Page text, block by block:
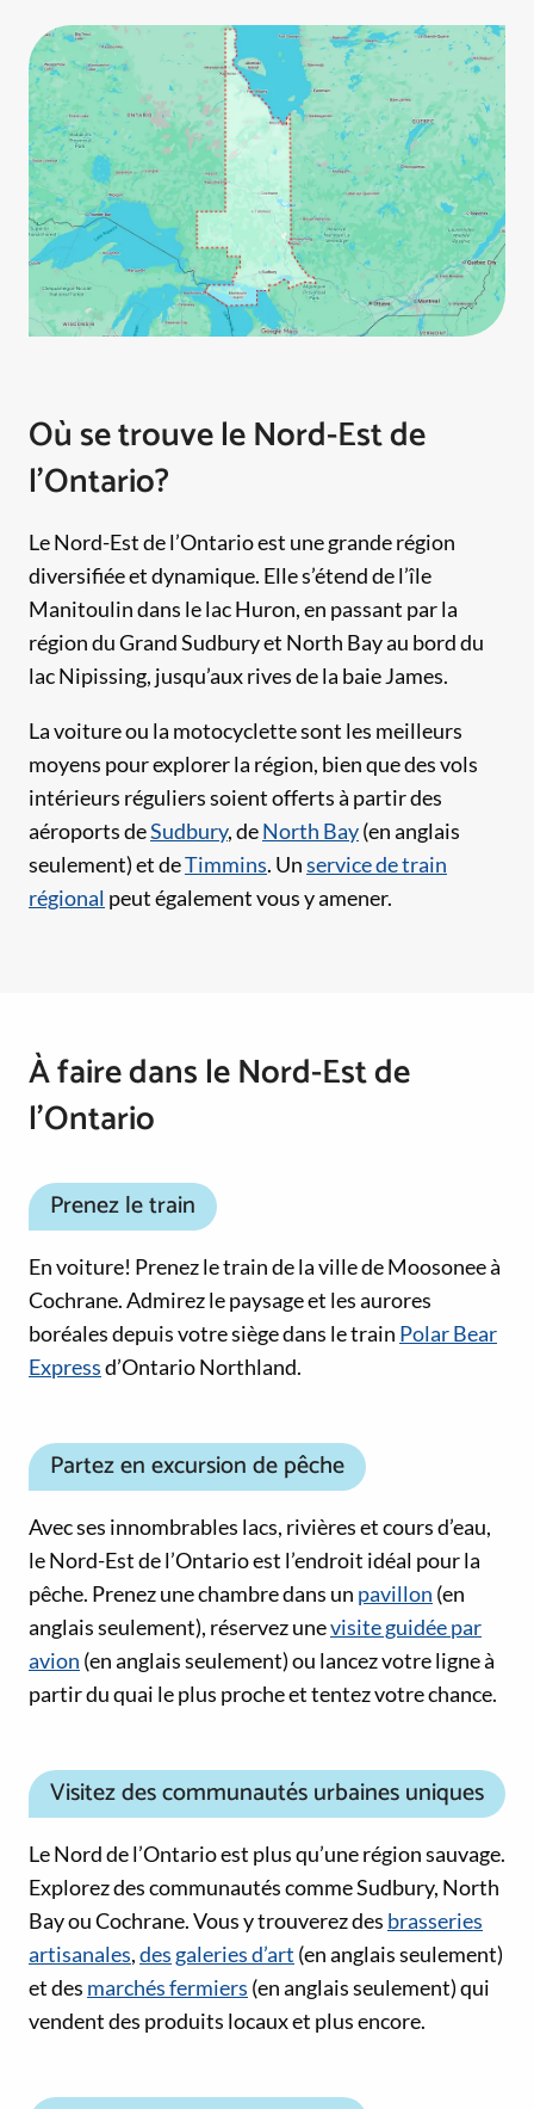
Où se trouve le Nord-Est de
l’Ontario?
Le Nord-Est de l’Ontario est une grande région
diversifiée et dynamique. Elle s’étend de l’île
Manitoulin dans le lac Huron, en passant par la
région du Grand Sudbury et North Bay au bord du
lac Nipissing, jusqu’aux rives de la baie James.
La voiture ou la motocyclette sont les meilleurs
moyens pour explorer la région, bien que des vols
intérieurs réguliers soient offerts à partir des
aéroports deSudbury, deNorth Bay(en anglais
seulement) et deTimmins. Unservice de train
régional peut également vous y amener.
À faire dans le Nord-Est de
l’Ontario
Prenez le train
En voiture! Prenez le train de la ville de Moosonee à
Cochrane. Admirez le paysage et les aurores
boréales depuis votre siège dans le train Polar Bear
Expressd’Ontario Northland.
Partez en excursion de pêche
Avec ses innombrables lacs, rivières et cours d’eau,
le Nord-Est de l’Ontario est l’endroit idéal pour la
pêche. Prenez une chambre dans un pavillon (en
anglais seulement), réservez unevisite guidée par
avion (en anglais seulement) ou lancez votre ligne à
partir du quai le plus proche et tentez votre chance.
Visitez des communautés urbaines uniques
Le Nord de l’Ontario est plus qu’une région sauvage.
Explorez des communautés comme Sudbury, North
Bay ou Cochrane. Vous y trouverez des brasseries
artisanales,des galeries d’art (en anglais seulement)
et des marchés fermiers (en anglais seulement) qui
vendent des produits locaux et plus encore.